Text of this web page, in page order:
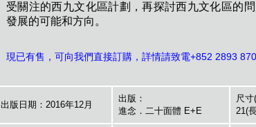
受關注的西九文化區計劃，再探討西九文化區的
發展的可能和方向。
現已有售，可向我們直接訂購，詳情請致電+852 2893
出版日期：2016年12月
出版：
進念．二十面體 E+E
尺寸
21(